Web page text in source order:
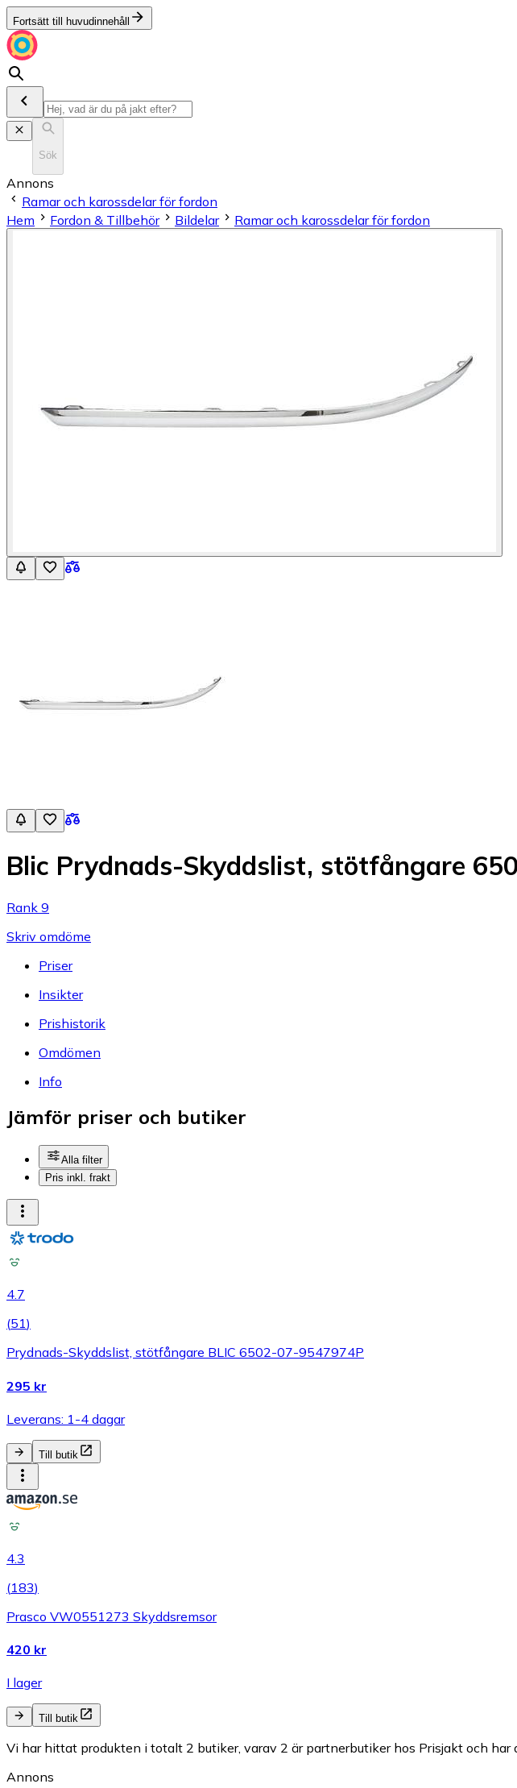
Fortsätt till huvudinnehåll
Sök
Annons
Ramar och karossdelar för fordon
Hem
Fordon & Tillbehör Bildelar Ramar och karossdelar för fordon
Blic Prydnads-Skyddslist, stötfångare
Rank 9
Skriv omdöme
Priser
Insikter
Prishistorik
Omdömen
Info
Jämför priser och butiker
Alla filter
Pris inkl. frakt
4.7
(51)
Prydnads-Skyddslist, stötfångare BLIC 6502-07-9547974P
295 kr
Leverans: 1-4 dagar
Till butik
4.3
(183)
Prasco VW0551273 Skyddsremsor
420 kr
I lager
Till butik
Vi har hittat produkten i totalt 2 butiker, varav 2 är partnerbutiker hos Prisjakt och
Annons